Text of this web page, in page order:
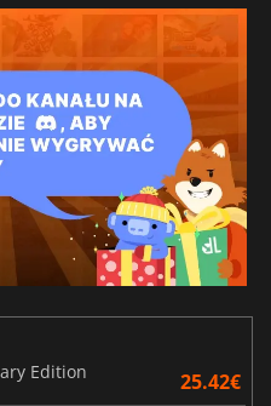
Edition
25.42€